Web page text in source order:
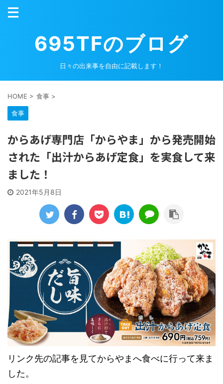
695TFのブログ
日々の出来事を自由に記載します！
HOME > 食事 >
食事
からあげ専門店「からやま」から発売開始
された「出汁からあげ定食」を実食して来
ました！
2021年5月8日
リンク先の記事を見てからやまへ食べに行って来ま
した。